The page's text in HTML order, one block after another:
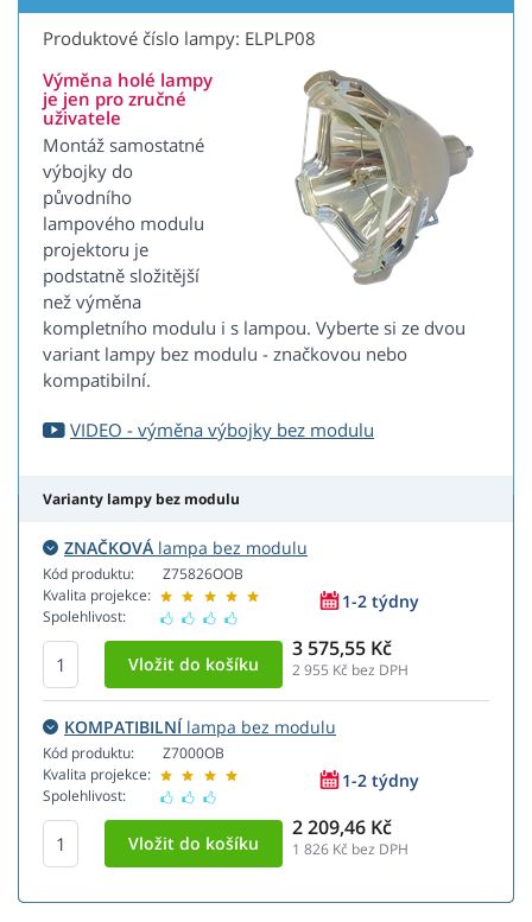
Produktové číslo lampy: ELPLP08
Výměna holé lampy
je jen pro zručné
uživatele
Montáž samostatné
výbojky do
původního
lampového modulu
projektoru je
podstatně složitější
než výměna
kompletního modulu i s lampou. Vyberte si ze dvou
variant lampy bez modulu - značkovou nebo
kompatibilní.
VIDEO - výměna výbojky bez modulu
Varianty lampy bez modulu
ZNAČKOVÁ lampa bez modulu
Kód produktu:
Kvalita projekce:
Spolehlivost:
Z75826OOB
1-2 týdny
3 575,55 Kč
2 955 Kč bez DPH
KOMPATIBILNÍlampa bez modulu
Kód produktu:
Kvalita projekce:
Spolehlivost:
Z7000OB
1-2 týdny
2 209,46 Kč
1 826 Kč bez DPH